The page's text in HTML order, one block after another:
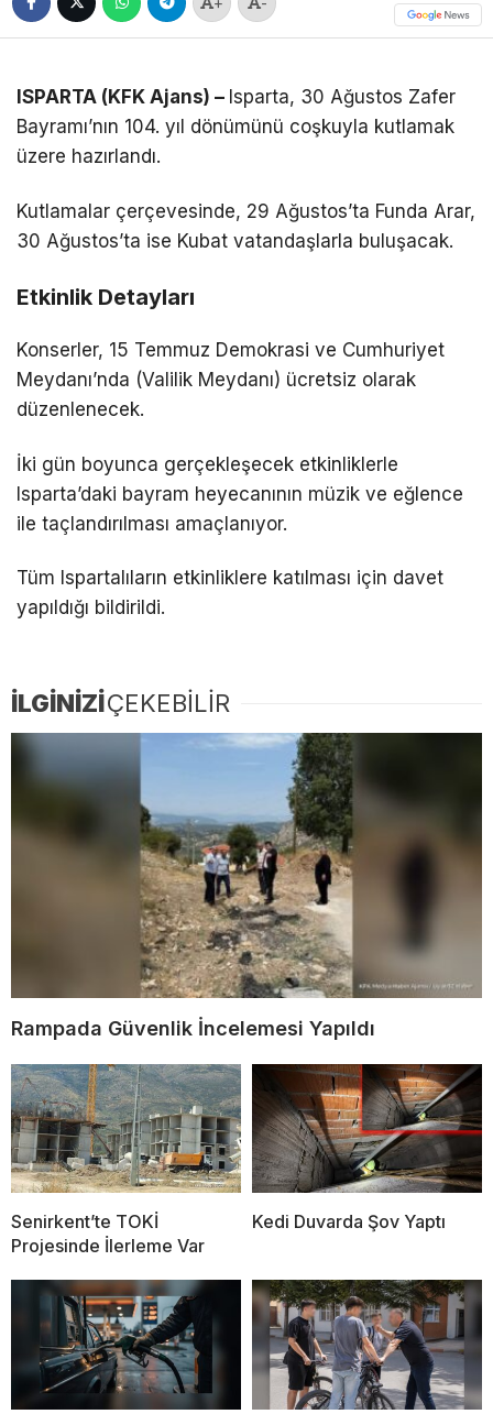
ISPARTA (KFK Ajans) – Isparta, 30 Ağustos Zafer
Bayramı’nın 104. yıl dönümünü coşkuyla kutlamak
üzere hazırlandı.
Kutlamalar çerçevesinde, 29 Ağustos’ta Funda Arar,
30 Ağustos’ta ise Kubat vatandaşlarla buluşacak.
Etkinlik Detayları
Konserler, 15 Temmuz Demokrasi ve Cumhuriyet
Meydanı’nda (Valilik Meydanı) ücretsiz olarak
düzenlenecek.
İki gün boyunca gerçekleşecek etkinliklerle
Isparta’daki bayram heyecanının müzik ve eğlence
ile taçlandırılması amaçlanıyor.
Tüm Ispartalıların etkinliklere katılması için davet
yapıldığı bildirildi.
İLGİNİZİÇEKEBİLİR
Rampada Güvenlik İncelemesi Yapıldı
Senirkent’te TOKİ
Projesinde İlerleme Var
Kedi Duvarda Şov Yaptı